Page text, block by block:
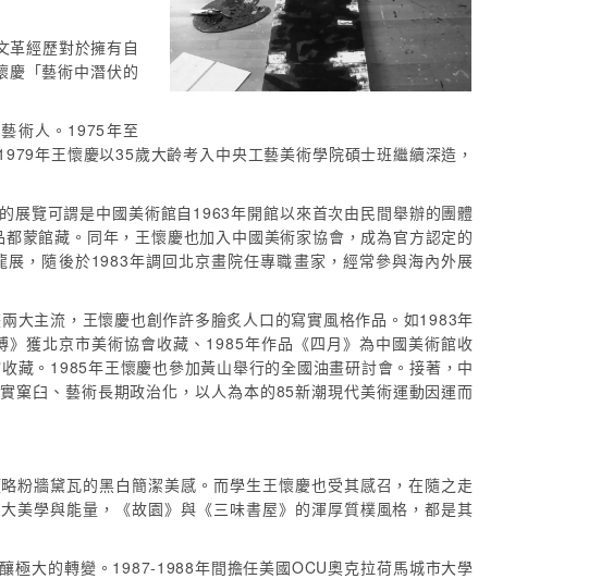
革經歷對於擁有自
慶「藝術中潛伏的
術人。1975年至
年王懷慶以35歲大齡考入中央工藝美術學院碩士班繼續深造，
展覽可謂是中國美術館自1963年開館以來首次由民間舉辦的團體
蒙館藏。同年，王懷慶也加入中國美術家協會，成為官方認定的
，隨後於1983年調回北京畫院任專職畫家，經常參與海內外展
大主流，王懷慶也創作許多膾炙人口的寫實風格作品。如1983年
獲北京市美術協會收藏、1985年作品《四月》為中國美術館收
藏。1985年王懷慶也參加黃山舉行的全國油畫研討會。接著，中
窠臼、藝術長期政治化，以人為本的85新潮現代美術運動因運而
粉牆黛瓦的黑白簡潔美感。而學生王懷慶也受其感召，在隨之走
美學與能量，《故園》與《三味書屋》的渾厚質樸風格，都是其
極大的轉變。1987-1988年間擔任美國OCU奧克拉荷馬城市大學